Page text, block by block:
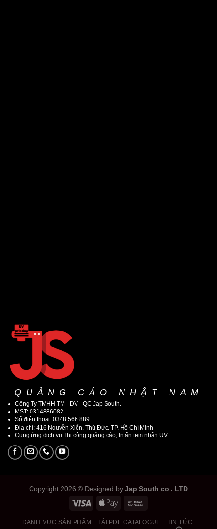
QUẢNG CÁO NHẬT NAM
Công Ty TMHH TM - DV - QC Jap South.
MST: 0314886082
Số điện thoại: 0348.566.889
Địa chỉ: 416 Nguyễn Xiển, Thủ Đức, TP. Hồ Chí Minh
Cung ứng dịch vụ Thi công quảng cáo, In ấn tem nhãn UV
Copyright 2026 © Designed by Jap South co,. LTD
DANH MỤC SẢN PHẨM TẢI PDF CATALOGUE TIN TỨC